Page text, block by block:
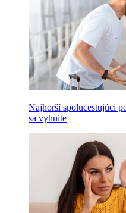
Najhorší spolucestujúci
sa vyhnite